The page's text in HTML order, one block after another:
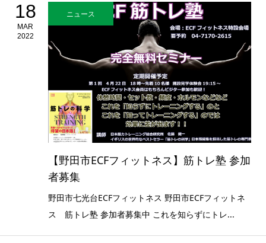
18
MAR
2022
ニュース
【野田市ECFフィットネス】筋トレ塾 参加
者募集
野田市七光台ECFフィットネス 野田市ECFフィットネ
ス 筋トレ塾 参加者募集中 これを知らずにトレ...